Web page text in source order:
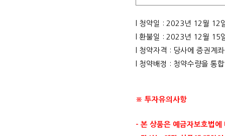
l 청약일 : 2023년 12월
환불일 : 2023년 12월 15
청약자격 : 당사에 증권계
l 청약배정 : 청약수량을 통
※ 투자유의사항
- 본 상품은 예금자보호법에